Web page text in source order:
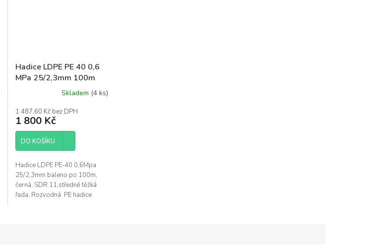
Hadice LDPE PE 40 0,6
MPa 25/2,3mm 100m
Skladem (4 ks)
1 487,60 Kč bez DPH
1 800 Kč
DO KOŠÍKU
Hadice LDPE PE-40 0,6Mpa
25/2,3mm baleno po 100m,
černá, SDR 11,středně těžká
řada. Rozvodná PE hadice